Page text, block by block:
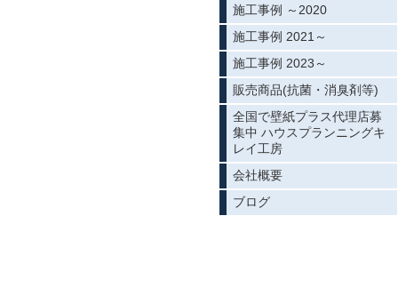
施工事例 ～2020
施工事例 2021～
施工事例 2023～
販売商品(抗菌・消臭剤等)
全国で壁紙プラス代理店募
集中 ハウスプランニングキ
レイ工房
会社概要
ブログ